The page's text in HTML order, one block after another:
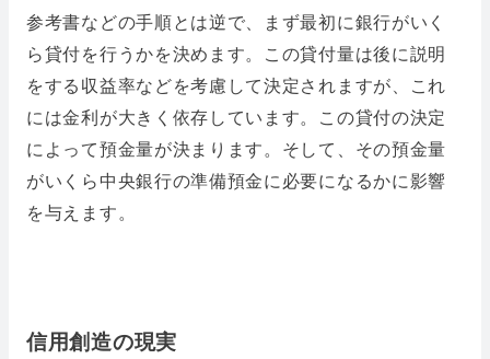
参考書などの手順とは逆で、まず最初に銀行がいく
ら貸付を行うかを決めます。この貸付量は後に説明
をする収益率などを考慮して決定されますが、これ
には金利が大きく依存しています。この貸付の決定
によって預金量が決まります。そして、その預金量
がいくら中央銀行の準備預金に必要になるかに影響
を与えます。
信用創造の現実